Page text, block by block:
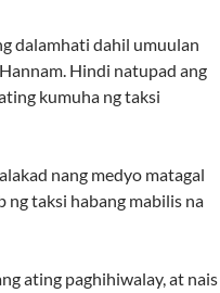
dalamhati dahil umuulan
Hindi natupad ang
kumuha ng taksi
nang medyo matagal
ng taksi habang mabilis na
ating paghihiwalay, at nais